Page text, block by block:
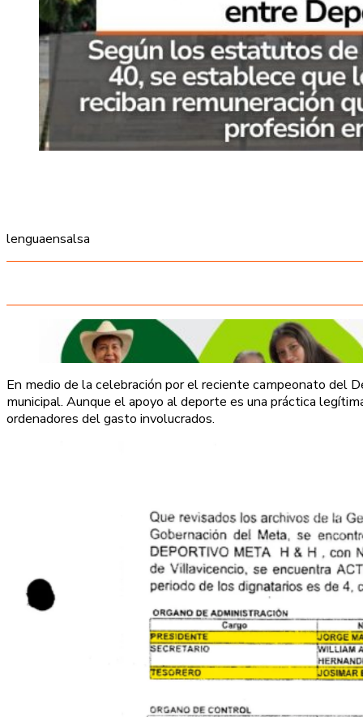
lenguaensalsa
En medio de la celebración por el reciente campeonato del
municipal. Aunque el apoyo al deporte es una práctica
ordenadores del gasto involucrados.